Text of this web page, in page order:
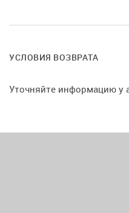
мероприятия.
УСЛОВИЯ ВОЗВРАТА
Уточняйте информацию у